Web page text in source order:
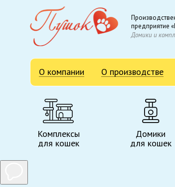
предприятие
Домики и
О компании О производстве
Комплексы
для кошек
Домики
для кошек